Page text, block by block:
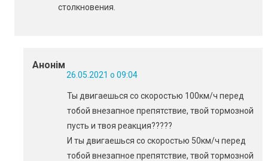
столкновения.
Анонім
26.05.2021 о 09:04
Ты двигаешься со скоростью 100км/ч перед
тобой внезапное препятствие, твой тормозной
пусть и твоя реакция?????
И ты двигаешься со скоростью 50км/ч перед
тобой внезапное препятствие, твой тормозной